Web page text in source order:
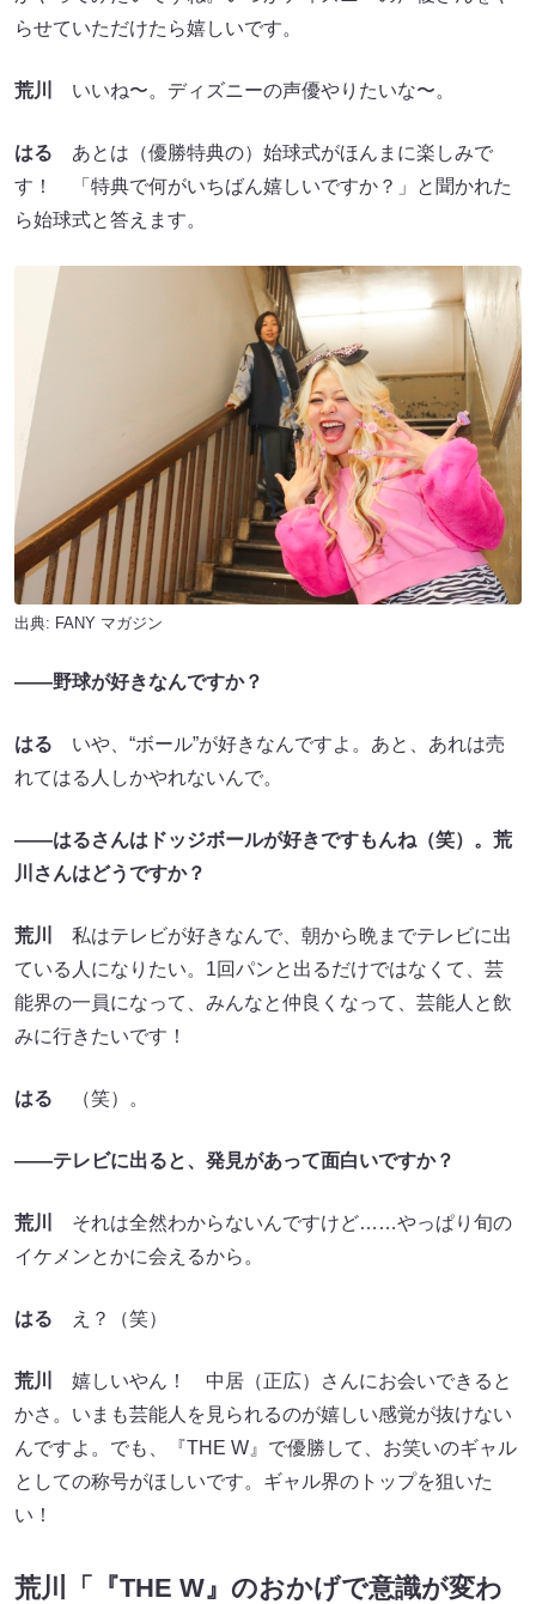
らせていただけたら嬉しいです。
荒川 いいね〜。ディズニーの声優やりたいな〜。
はる あとは（優勝特典の）始球式がほんまに楽しみで
す！ 「特典で何がいちばん嬉しいですか？」と聞かれた
ら始球式と答えます。
出典: FANY マガジン
――野球が好きなんですか？
はる いや、“ボール”が好きなんですよ。あと、あれは売
れてはる人しかやれないんで。
――はるさんはドッジボールが好きですもんね（笑）。荒
川さんはどうですか？
荒川
私はテレビが好きなんで、朝から晩までテレビに出
ている人になりたい。1回パンと出るだけではなくて、芸
能界の一員になって、みんなと仲良くなって、芸能人と飲
みに行きたいです！
はる （笑）。
――テレビに出ると、発見があって面白いですか？
荒川
それは全然わからないんですけど……やっぱり旬の
イケメンとかに会えるから。
はる え？（笑）
荒川
嬉しいやん！ 中居（正広）さんにお会いできると
かさ。いまも芸能人を見られるのが嬉しい感覚が抜けない
んですよ。でも、『THE W』で優勝して、お笑いのギャル
としての称号がほしいです。ギャル界のトップを狙いた
い！
荒川「『THE W』のおかげで意識が変わ